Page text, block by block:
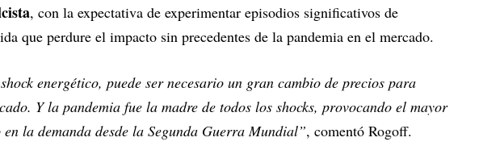
, con la expectativa de experimentar episodios significativos de
que perdure el impacto sin precedentes de la pandemia en el mercado.
energético, puede ser necesario un gran cambio de precios para
Y la pandemia fue la madre de todos los shocks, provocando el mayor
la demanda desde la Segunda Guerra Mundial”, comentó Rogoff.